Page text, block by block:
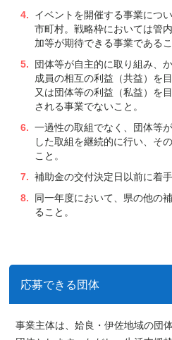
イベントを開催する事業につ
市町村。戦略枠においては管
加等が期待できる事業であるこ
団体等が自主的に取り組み、
成員の相互の利益（共益）を
又は団体等の利益（私益）を
される事業でないこと。
一過性の取組でなく、団体等
した取組を継続的に行い、そ
こと。
補助金の交付決定日以前に着
同一年度において、県の他の
ること。
応募できる団体
事業主体は、 姶良・伊佐地域の団